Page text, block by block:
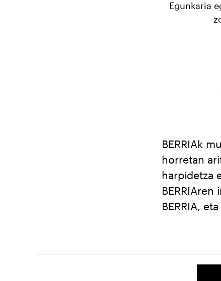
Egunkaria
BERRIAk
horretan
harpidetza
BERRIA,